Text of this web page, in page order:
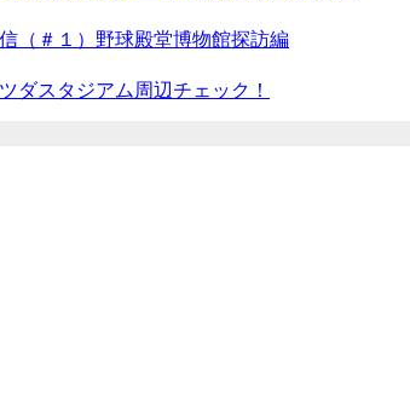
（＃１）野球殿堂博物館探訪編
ダスタジアム周辺チェック！